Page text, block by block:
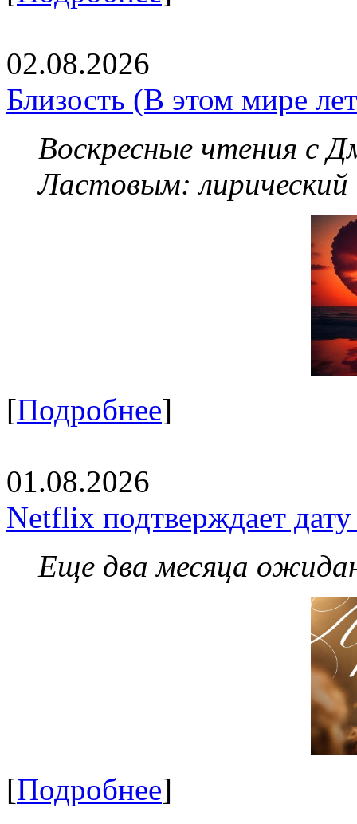
02.08.2026
Близость (В этом мире
Воскресные чтения с
Ластовым:
[Подробнее]
01.08.2026
Netflix подтверждает
Еще два месяца
[Подробнее]